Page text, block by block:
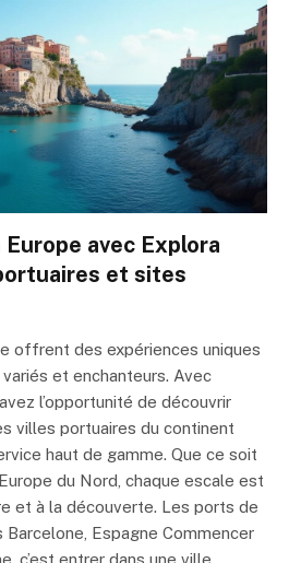
avec Explora
et sites
offrent des expériences uniques
et enchanteurs. Avec
l’opportunité de découvrir
villes portuaires du continent
haut de gamme. Que ce soit
du Nord, chaque escale est
et à la découverte. Les ports de
Espagne Commencer
c’est entrer dans une ville